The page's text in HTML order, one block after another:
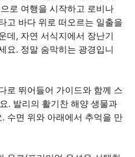
로 여행을 시작하고 로비나
고 바다 위로 떠오르는 일출을
데, 자연 서식지에서 장난기
요. 정말 숨막히는 광경입니
로 뛰어들어 가이드와 함께 스
. 발리의 활기찬 해양 생물과
수면 위와 아래에서 추억을 만